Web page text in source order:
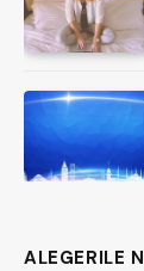
ALEGERILE